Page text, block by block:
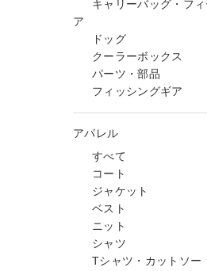
キャリーバッグ・フ
ア
ドッグ
クーラーボックス
パーツ・部品
フィッシングギア
アパレル
すべて
コート
ジャケット
ベスト
ニット
シャツ
Tシャツ・カットソー